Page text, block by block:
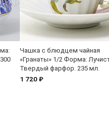
Чашка с блюдцем чайная
«Гранаты» 1/2 Форма:
Твердый фарфор. 235 мл.
1 720 ₽